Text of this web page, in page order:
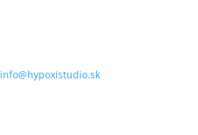
info@hypoxistudio.sk